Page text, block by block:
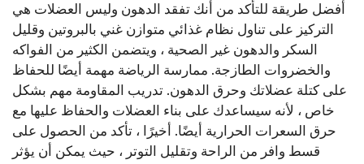
أفضل طريقة للتأكد من أنك تفقد الدهون وليس العضلات هي
التركيز على تناول نظام غذائي متوازن غني بالبروتين وقليل
السكر والدهون غير الصحية ، ويتضمن الكثير من الفواكه
والخضروات الطازجة. ممارسة الرياضة مهمة أيضًا للحفاظ
على كتلة عضلاتك وحرق الدهون. تدريب المقاومة مهم بشكل
خاص ، لأنه سيساعدك على بناء العضلات والحفاظ عليها مع
حرق السعرات الحرارية أيضًا. أخيرًا ، تأكد من الحصول على
قسط وافر من الراحة وتقليل التوتر ، حيث يمكن أن يؤثر